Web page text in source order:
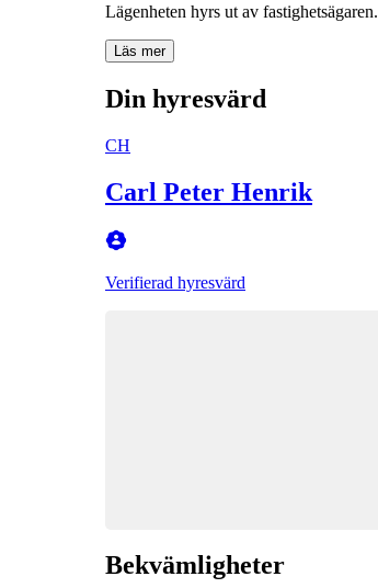
Lägenheten hyrs ut av fastighetsägaren.
Läs mer
Din hyresvärd
CH
Carl Peter Henrik
Verifierad hyresvärd
Bekvämligheter